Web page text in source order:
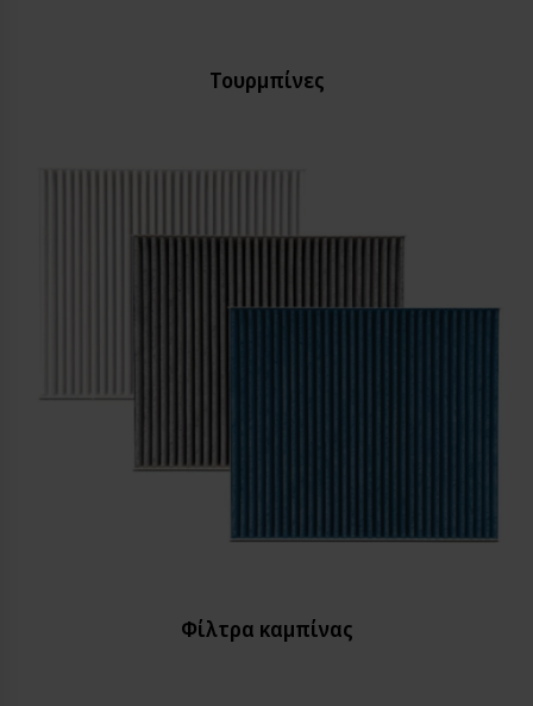
Τουρμπίνες
Φίλτρα καμπίνας